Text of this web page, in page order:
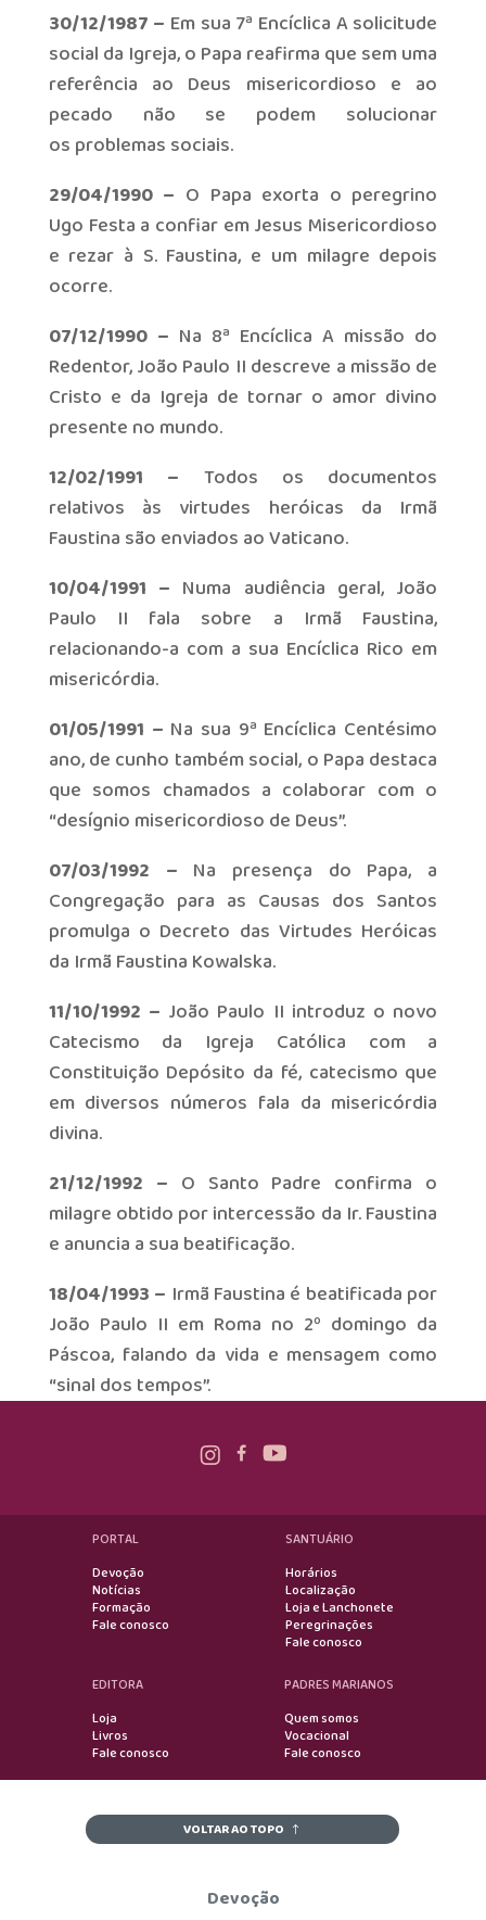
30/12/1987 – Em sua 7ª Encíclica A solicitude
social da Igreja, o Papa reafirma que sem uma
referência ao Deus misericordioso e ao
pecado não se podem solucionar
os problemas sociais.
29/04/1990 – O Papa exorta o peregrino
Ugo Festa a confiar em Jesus Misericordioso
e rezar à S. Faustina, e um milagre depois
ocorre.
07/12/1990 – Na 8ª Encíclica A missão do
Redentor, João Paulo II descreve a missão de
Cristo e da Igreja de tornar o amor divino
presente no mundo.
12/02/1991 – Todos os documentos
relativos às virtudes heróicas da Irmã
Faustina são enviados ao Vaticano.
10/04/1991 – Numa audiência geral, João
Paulo II fala sobre a Irmã Faustina,
relacionando-a com a sua Encíclica Rico em
misericórdia.
01/05/1991 – Na sua 9ª Encíclica Centésimo
ano, de cunho também social, o Papa destaca
que somos chamados a colaborar com o
“desígnio misericordioso de Deus”.
07/03/1992 – Na presença do Papa, a
Congregação para as Causas dos Santos
promulga o Decreto das Virtudes Heróicas
da Irmã Faustina Kowalska.
11/10/1992 – João Paulo II introduz o novo
Catecismo da Igreja Católica com a
Constituição Depósito da fé, catecismo que
em diversos números fala da misericórdia
divina.
21/12/1992 – O Santo Padre confirma o
milagre obtido por intercessão da Ir. Faustina
e anuncia a sua beatificação.
18/04/1993 – Irmã Faustina é beatificada por
João Paulo II em Roma no 2º domingo da
Páscoa, falando da vida e mensagem como
“sinal dos tempos”.
PORTAL
Devoção
Notícias
Formação
Fale conosco
SANTUÁRIO
Horários
Localização
Loja e Lanchonete
Peregrinações
Fale conosco
EDITORA
Loja
Livros
Fale conosco
PADRES MARIANOS
Quem somos
Vocacional
Fale conosco
VOLTAR AO TOPO
Devoção